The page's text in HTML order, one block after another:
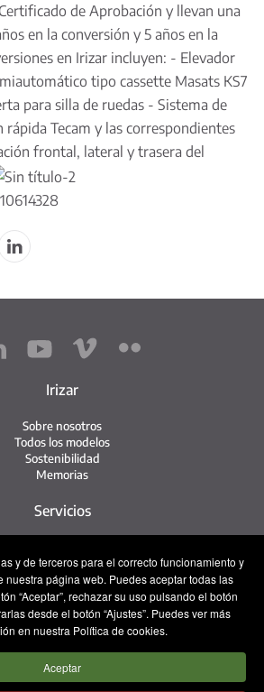
y de terceros para el correcto funcionamiento y
nuestra página web. Puedes aceptar todas las
“Aceptar”, rechazar su uso pulsando el botón
desde el botón “Ajustes”. Puedes ver más
en nuestra Política de cookies.
Aceptar
de Aprobación y llevan una
en la conversión y 5 años en la
en Irizar incluyen: - Elevador
tipo cassette Masats KS7
para silla de ruedas - Sistema de
Tecam y las correspondientes
frontal, lateral y trasera del
Irizar
Sobre nosotros
Todos los modelos
Sostenibilidad
Memorias
Servicios
Servicio Irizar
iService
Usados
Contacto
Prensa
Contacto